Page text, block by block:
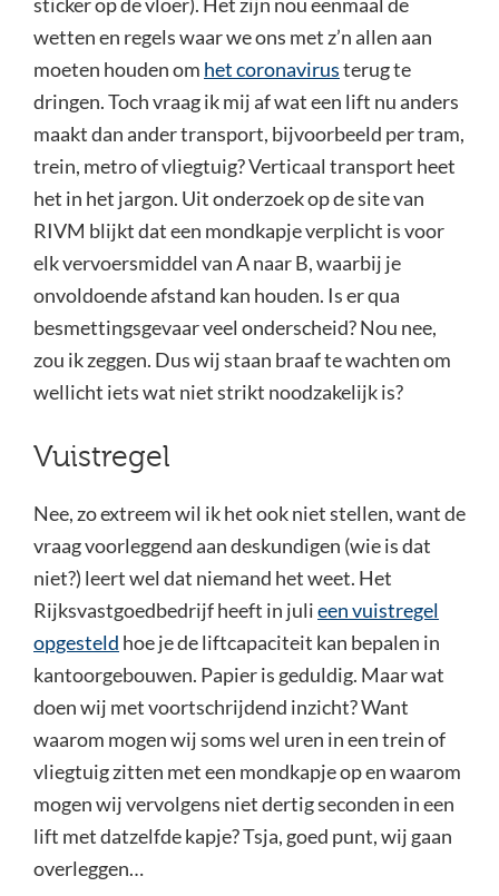
wetten en regels waar we ons met z’n allen aan
moeten houden om het coronavirusterug te
dringen. Toch vraag ik mij af wat een lift nu anders
maakt dan ander transport, bijvoorbeeld per tram,
trein, metro of vliegtuig? Verticaal transport heet
het in het jargon. Uit onderzoek op de site van
RIVM blijkt dat een mondkapje verplicht is voor
elk vervoersmiddel van A naar B, waarbij je
onvoldoende afstand kan houden. Is er qua
besmettingsgevaar veel onderscheid? Nou nee,
zou ik zeggen. Dus wij staan braaf te wachten om
wellicht iets wat niet strikt noodzakelijk is?
Vuistregel
Nee, zo extreem wil ik het ook niet stellen, want de
vraag voorleggend aan deskundigen (wie is dat
niet?) leert wel dat niemand het weet. Het
Rijksvastgoedbedrijf heeft in julieen vuistregel
opgesteld hoe je de liftcapaciteit kan bepalen in
kantoorgebouwen. Papier is geduldig. Maar wat
doen wij met voortschrijdend inzicht? Want
waarom mogen wij soms wel uren in een trein of
vliegtuig zitten met een mondkapje op en waarom
mogen wij vervolgens niet dertig seconden in een
lift met datzelfde kapje? Tsja, goed punt, wij gaan
overleggen…